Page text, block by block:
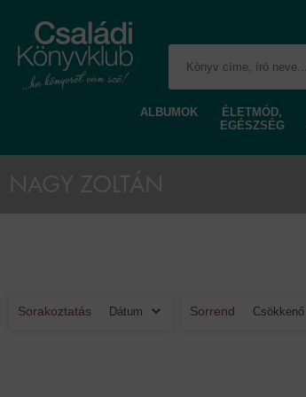
ALBUMOK
ÉLETMÓD,
EGÉSZSÉG
Sorakoztatás Sorrend